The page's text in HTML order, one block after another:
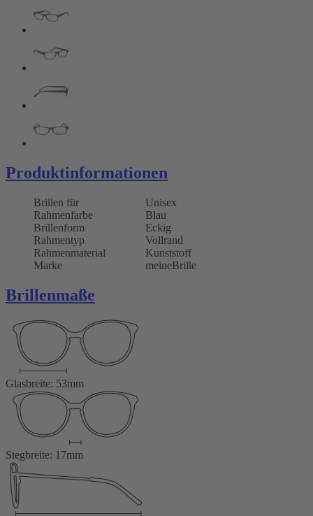
Produktinformationen
Brillen für
Unisex
Rahmenfarbe
Blau
Brillenform
Eckig
Rahmentyp
Vollrand
Rahmenmaterial
Kunststoff
Marke
meineBrille
Brillenmaße
Glasbreite: 53mm
Stegbreite: 17mm